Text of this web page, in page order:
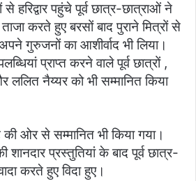
पहुंचे पूर्व छात्र-छात्राओं ने
करते हुए बरसों बाद पुराने मित्रों से
गुरुजनों का आशीर्वाद भी लिया।
प्राप्त करने वाले पूर्व छात्रों ,
ललित नैय्यर को भी सम्मानित किया
ओर से सम्मानित भी किया गया।
शानदार प्रस्तुतियां के बाद पूर्व छात्र-
करते हुए विदा हुए।